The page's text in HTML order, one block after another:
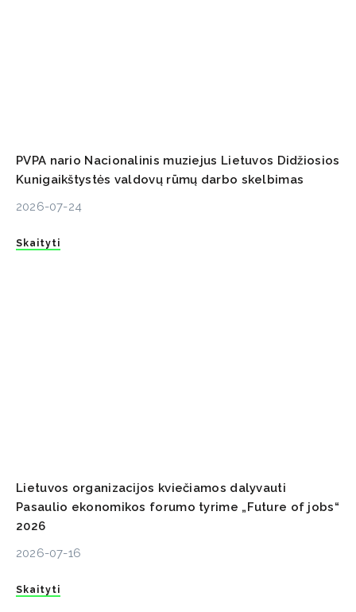
PVPA nario Nacionalinis muziejus Lietuvos Didžiosios
Kunigaikštystės valdovų rūmų darbo skelbimas
2026-07-24
Skaityti
Lietuvos organizacijos kviečiamos dalyvauti
Pasaulio ekonomikos forumo tyrime „Future of jobs“
2026
2026-07-16
Skaityti